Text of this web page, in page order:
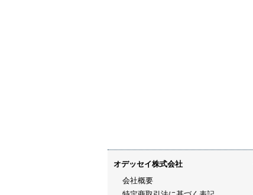
オデッセイ株式会社
会社概要